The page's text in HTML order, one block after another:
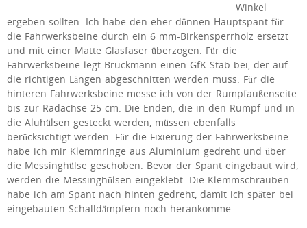
Winkel
ergeben sollten. Ich habe den eher dünnen Hauptspant für
die Fahrwerksbeine durch ein 6 mm-Birkensperrholz ersetzt
und mit einer Matte Glasfaser überzogen. Für die
Fahrwerksbeine legt Bruckmann einen GfK-Stab bei, der auf
die richtigen Längen abgeschnitten werden muss. Für die
hinteren Fahrwerksbeine messe ich von der Rumpfaußenseite
bis zur Radachse 25 cm. Die Enden, die in den Rumpf und in
die Aluhülsen gesteckt werden, müssen ebenfalls
berücksichtigt werden. Für die Fixierung der Fahrwerksbeine
habe ich mir Klemmringe aus Aluminium gedreht und über
die Messinghülse geschoben. Bevor der Spant eingebaut wird,
werden die Messinghülsen eingeklebt. Die Klemmschrauben
habe ich am Spant nach hinten gedreht, damit ich später bei
eingebauten Schalldämpfern noch herankomme.